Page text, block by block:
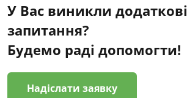
У Вас виникли додаткові
запитання?
Будемо раді допомогти!
Надіслати заявку